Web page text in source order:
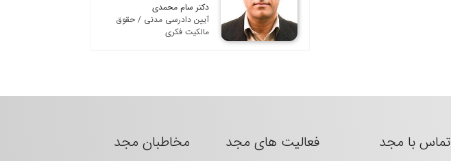
دکتر سام محمدی
آیین دادرسی مدنی / حقوق
مالکیت فکری
تماس با مجد فعالیت های مجد مخاطبان مجد